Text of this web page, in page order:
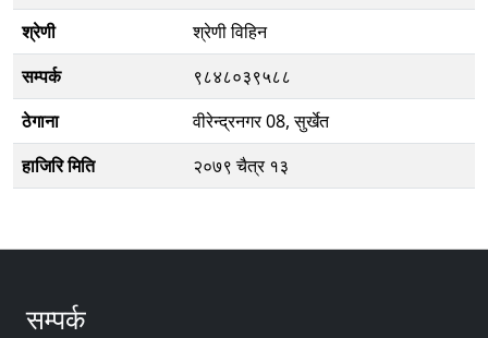
श्रेणी
श्रेणी विहिन
सम्पर्क
९८४८०३९५८८
ठेगाना
वीरेन्द्रनगर 08, सुर्खेत
हाजिरि मिति
२०७९ चैत्र १३
सम्पर्क